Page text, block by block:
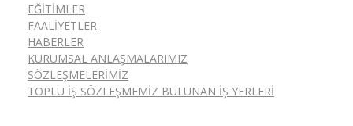
EĞITIMLER
FAALIYETLER
HABERLER
KURUMSAL ANLAŞMALARIMIZ
SÖZLEŞMELERIMIZ
TOPLU İŞ SÖZLEŞMEMIZ BULUNAN İŞ YERLERI